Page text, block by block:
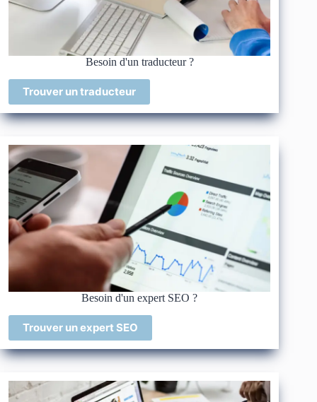
Besoin d'un traducteur ?
Trouver un traducteur
Besoin d'un expert SEO ?
Trouver un expert SEO